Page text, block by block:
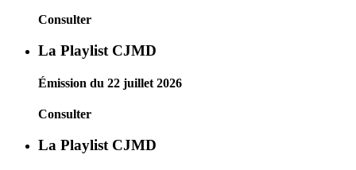
Consulter
La Playlist CJMD
Émission du 22 juillet 2026
Consulter
La Playlist CJMD